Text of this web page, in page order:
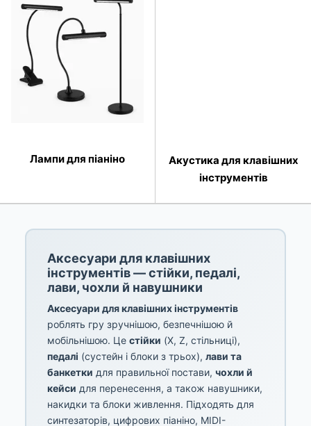
Аксесуари для клавішних
інструментів — стійки, педалі,
лави, чохли й навушники
Аксесуари для клавішних інструментів
роблять гру зручнішою, безпечнішою й
мобільнішою. Це стійки (X, Z, стільниці),
педалі (сустейн і блоки з трьох), лави та
банкетки для правильної постави, чохли й
кейси для перенесення, а також навушники,
накидки та блоки живлення. Підходять для
синтезаторів, цифрових піаніно, MIDI-
Лампи для піаніно
Акустика для клавішних
інструментів